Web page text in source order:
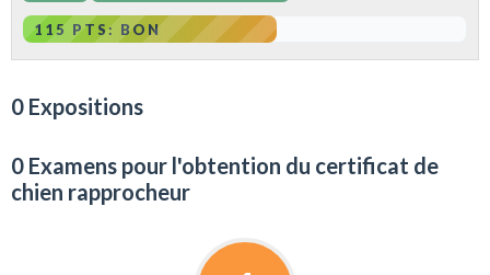
115 PTS: BON
0 Expositions
0 Examens pour l'obtention du certificat de
chien rapprocheur